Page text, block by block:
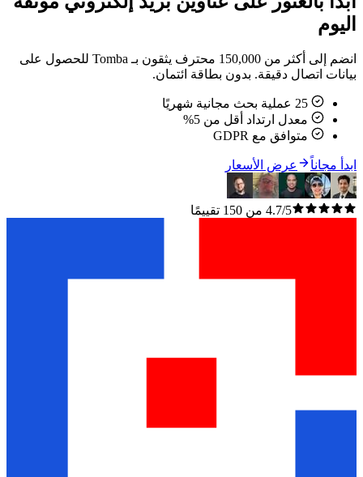
اليوم
انضم إلى أكثر من 150,000 محترف يثقون بـ Tomba للحصول على
بيانات اتصال دقيقة. بدون بطاقة ائتمان.
معدل ارتداد أقل من 5%
متوافق مع GDPR
ابدأ مجاناً عرض الأسعار
4.7/5 من 150 تقييمًا